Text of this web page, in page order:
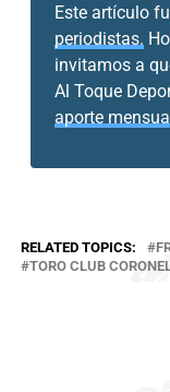
Este artículo
periodistas.
invitamos a
Al Toque
aporte
RELATED TOPICS:
TORO CLUB